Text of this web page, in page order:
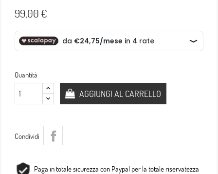
99,00 €
Quantità
AGGIUNGI AL CARRELLO
Condividi
Paga in totale sicurezza con Paypal per la totale riservatezza